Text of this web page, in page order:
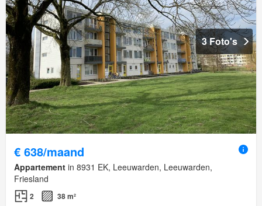
3 Foto's
€ 638/maand
Appartement in 8931 EK, Leeuwarden, Leeuwarden,
Friesland
2
38 m²